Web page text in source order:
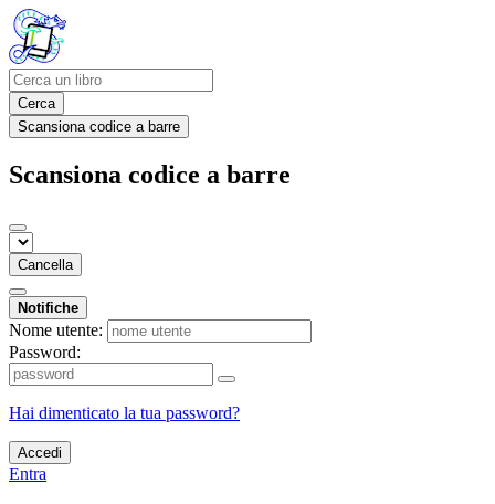
Cerca
Scansiona codice a barre
Scansiona codice a barre
Cancella
Notifiche
Nome utente:
Password:
Hai dimenticato la tua password?
Accedi
Entra